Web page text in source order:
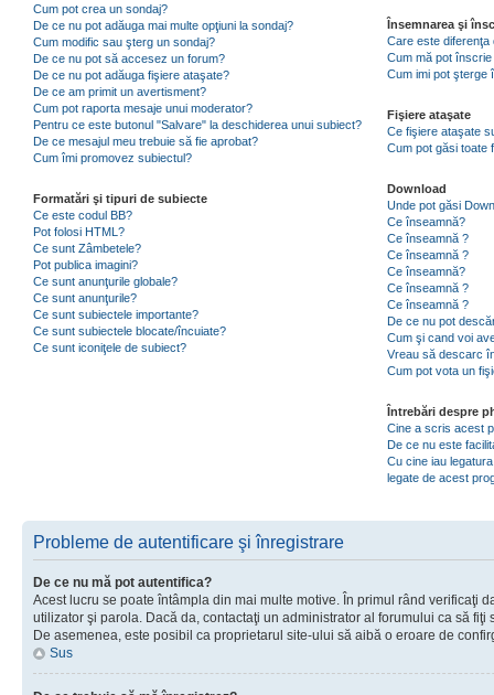
Cum pot crea un sondaj?
De ce nu pot adăuga mai multe opţiuni la sondaj?
Cum modific sau şterg un sondaj?
De ce nu pot să accesez un forum?
De ce nu pot adăuga fişiere ataşate?
De ce am primit un avertisment?
Cum pot raporta mesaje unui moderator?
Pentru ce este butonul "Salvare" la deschiderea unui subiect?
De ce mesajul meu trebuie să fie aprobat?
Cum îmi promovez subiectul?
Formatări şi tipuri de subiecte
Ce este codul BB?
Pot folosi HTML?
Ce sunt Zâmbetele?
Pot publica imagini?
Ce sunt anunţurile globale?
Ce sunt anunţurile?
Ce sunt subiectele importante?
Ce sunt subiectele blocate/încuiate?
Ce sunt iconiţele de subiect?
Însemnarea şi
Care este
Cum mă pot
Cum imi pot şterge
Fişiere ataşate
Ce fişiere ataşate
Cum pot găsi toate
Download
Unde pot găsi
Ce înseamnă?
Ce înseamnă ?
Ce înseamnă ?
Ce înseamnă?
Ce înseamnă ?
Ce înseamnă ?
De ce nu pot
Cum şi cand voi
Vreau să descarc
Cum pot vota un
Întrebări despre
Cine a scris acest
De ce nu este
Cu cine iau
legate de acest
Probleme de autentificare şi înregistrare
De ce nu mă pot autentifica?
Acest lucru se poate întâmpla din mai multe motive. În primul rând verificaţi
utilizator şi parola. Dacă da, contactaţi un administrator al forumului ca să fiţi
De asemenea, este posibil ca proprietarul site-ului să aibă o eroare de
Sus